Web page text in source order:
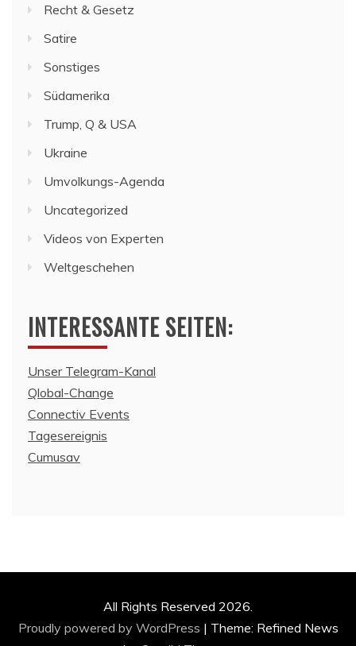
Recht & Gesetz
Satire
Sonstiges
Südamerika
Trump, Q & USA
Ukraine
Umvolkungs-Agenda
Uncategorized
Videos von Experten
Weltgeschehen
INTERESSANTE SEITEN:
Unser Telegram-Kanal
Qlobal-Change
Connectiv Events
Tagesereignis
Cumusav
All Rights Reserved 2026.
Proudly powered by WordPress | Theme: Refined News